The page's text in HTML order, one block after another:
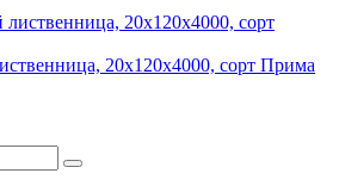
20х120х4000, сорт Прима